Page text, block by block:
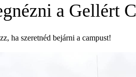
a Gellért
ha szeretnéd bejárni a campust!